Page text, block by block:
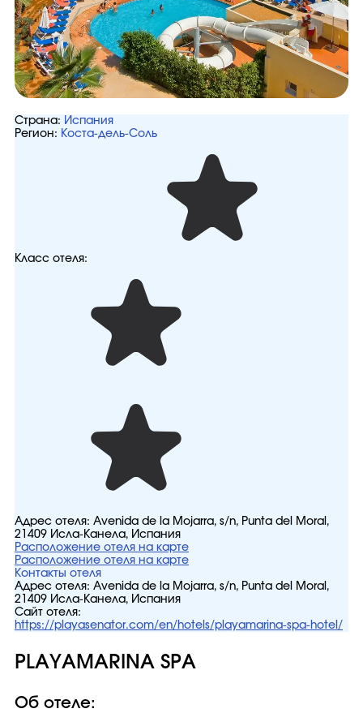
Страна: Испания
Регион: Коста-дель-Соль
Класс отеля:
Адрес отеля: Avenida de la Mojarra, s/n, Punta del Moral,
21409 Исла-Канела, Испания
Расположение отеля на карте
Расположение отеля на карте
Контакты отеля
Адрес отеля: Avenida de la Mojarra, s/n, Punta del Moral,
21409 Исла-Канела, Испания
Сайт отеля:
https://playasenator.com/en/hotels/playamarina-spa-hotel/
PLAYAMARINA SPA
Об отеле: